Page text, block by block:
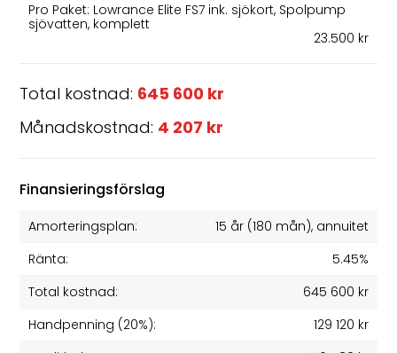
Pro Paket: Lowrance Elite FS7 ink. sjökort, Spolpump
sjövatten, komplett
23.500 kr
Total kostnad: 645 600 kr
Månadskostnad: 4 207 kr
Finansieringsförslag
Amorteringsplan: 15 år(180 mån), annuitet
Ränta:
5.45%
Total kostnad:
645 600 kr
Handpenning (20%):
129 120 kr